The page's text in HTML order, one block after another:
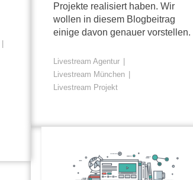
Projekte realisiert haben. Wir
wollen in diesem Blogbeitrag
einige davon genauer vorstellen.
Livestream Agentur
Livestream München
Livestream Projekt